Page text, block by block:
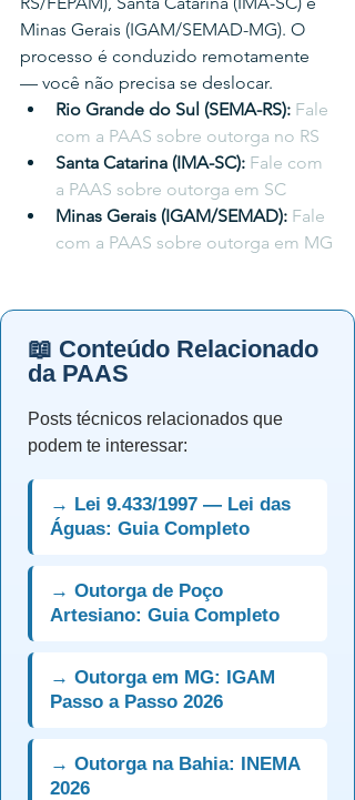
Minas Gerais (IGAM/SEMAD-MG). O
processo é conduzido remotamente
— você não precisa se deslocar.
Rio Grande do Sul (SEMA-RS): Fale
com a PAAS sobre outorga no RS
Santa Catarina (IMA-SC): Fale com
a PAAS sobre outorga em SC
Minas Gerais (IGAM/SEMAD): Fale
com a PAAS sobre outorga em MG
📖 Conteúdo Relacionado
da PAAS
Posts técnicos relacionados que
podem te interessar:
→ Lei 9.433/1997 — Lei das
Águas: Guia Completo
→ Outorga de Poço
Artesiano: Guia Completo
→ Outorga em MG: IGAM
Passo a Passo 2026
→ Outorga na Bahia: INEMA
2026